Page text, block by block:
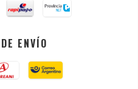
ENVÍO